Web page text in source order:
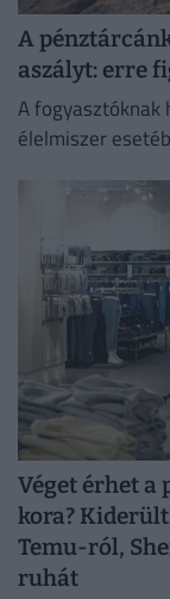
A
aszályt: erre
A fogyasztóknak
élelmiszer
Véget érhet
kora?
Temu-ról,
ruhát